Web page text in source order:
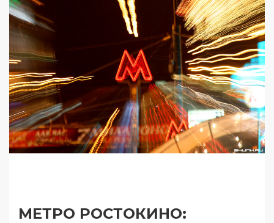
МЕТРО РОСТОКИНО: